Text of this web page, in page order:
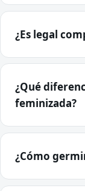
¿Es legal
¿Qué
feminizada?
¿Cómo